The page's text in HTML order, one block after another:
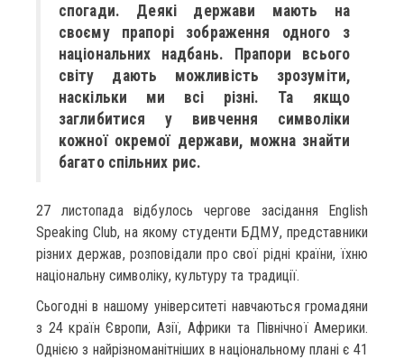
спогади. Деякі держави мають на
своєму прапорі зображення одного з
національних надбань. Прапори всього
світу дають можливість зрозуміти,
наскільки ми всі різні. Та якщо
заглибитися у вивчення символіки
кожної окремої держави, можна знайти
багато спільних рис.
27 листопада відбулось чергове засідання English
Speaking Club, на якому студенти БДМУ, представники
різних держав, розповідали про свої рідні країни, їхню
національну символіку, культуру та традиції.
Сьогодні в нашому університеті навчаються громадяни
з 24 країн Європи, Азії, Африки та Північної Америки.
Однією з найрізноманітніших в національному плані є 41